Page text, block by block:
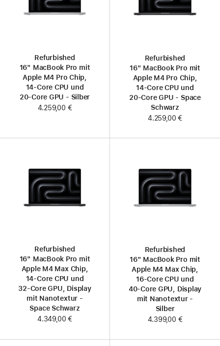
Refurbished
16" MacBook Pro mit
Apple M4 Pro Chip,
14‑Core CPU und
20‑Core GPU - Silber
4.259,00 €
Refurbished
16" MacBook Pro mit
Apple M4 Pro Chip,
14‑Core CPU und
20‑Core GPU - Space
Schwarz
4.259,00 €
Refurbished
16" MacBook Pro mit
Apple M4 Max Chip,
14‑Core CPU und
32‑Core GPU, Display
mit Nanotextur -
Space Schwarz
4.349,00 €
Refurbished
16" MacBook Pro mit
Apple M4 Max Chip,
16‑Core CPU und
40‑Core GPU, Display
mit Nanotextur -
Silber
4.399,00 €